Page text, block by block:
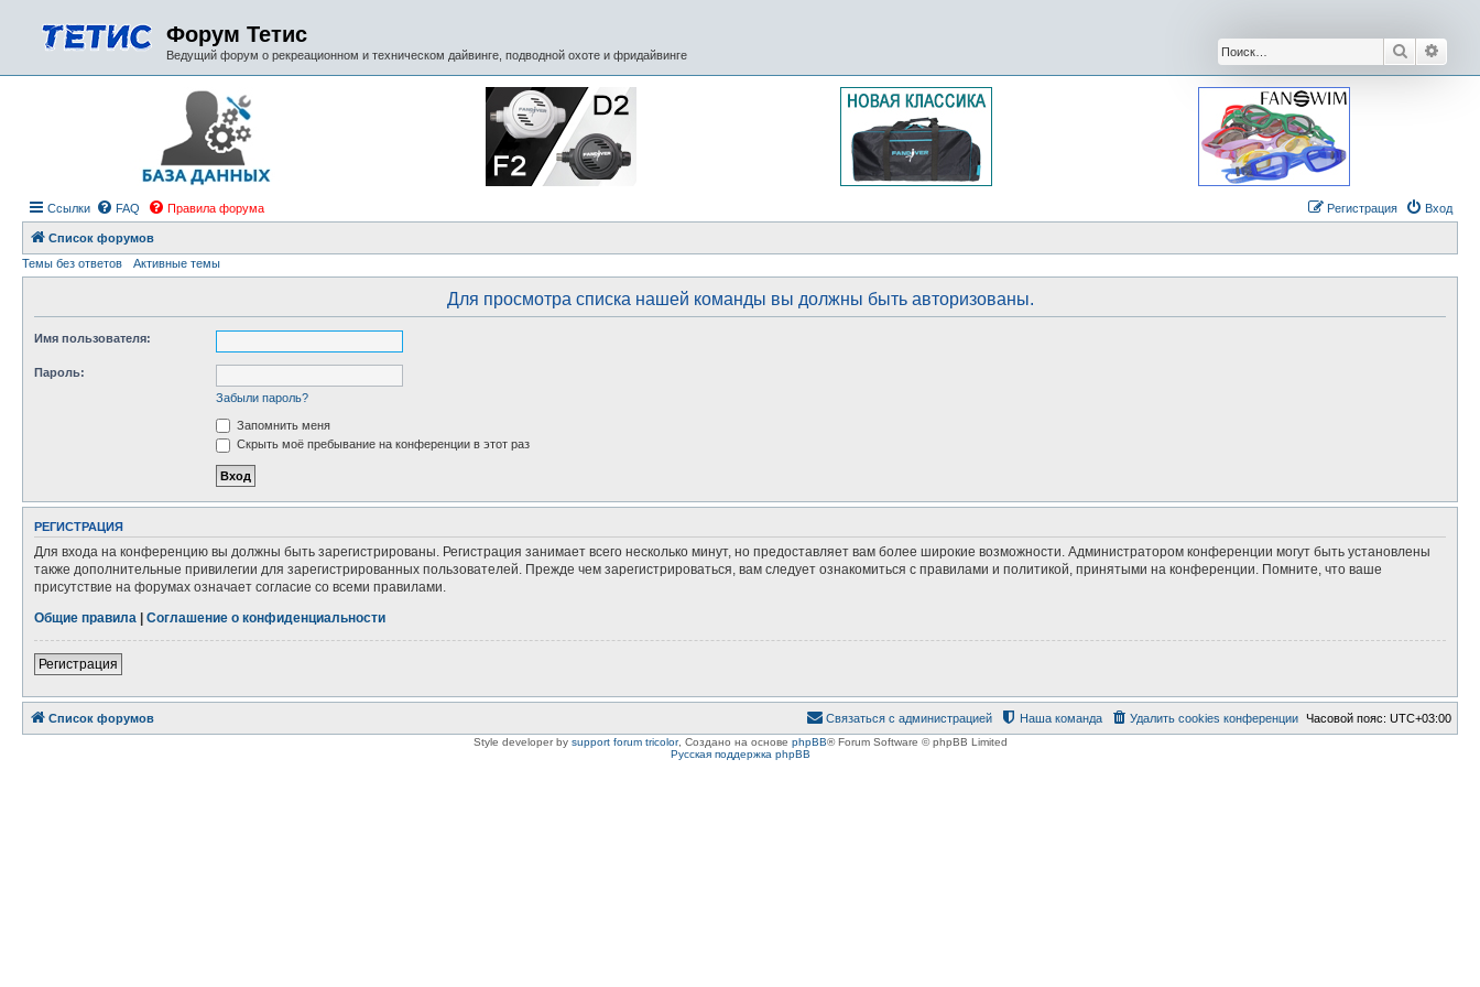
Форум Тетис
Ведущий форум о рекреационном и техническом дайвинге, подводной охоте и фридайвинге Поиск
Ссылки FAQ Правила форума Вход
Регистрация
Список форумов
Темы без ответов
Активные темы
Для просмотра списка нашей команды вы должны быть авторизованы.
Имя пользователя:
Пароль:
Забыли пароль?
Запомнить меня
Скрыть моё пребывание на конференции в этот раз
РЕГИСТРАЦИЯ
Для входа на конференцию вы должны быть зарегистрированы. Регистрация занимает всего несколько минут, но предоставляет вам более широкие возможности. Администратором конференции могут быть установлены
также дополнительные привилегии для зарегистрированных пользователей. Прежде чем зарегистрироваться, вам следует ознакомиться с правилами и политикой, принятыми на конференции. Помните, что ваше
присутствие на форумах означает согласие со всеми правилами.
Общие правила
Соглашение о конфиденциальности
Регистрация
Список форумов Часовой пояс: UTC+03:00
Удалить cookies конференции
Наша команда
Связаться с администрацией
Style developer by support forum tricolor, Создано на основе phpBB® Forum Software © phpBB Limited
Русская поддержка phpBB